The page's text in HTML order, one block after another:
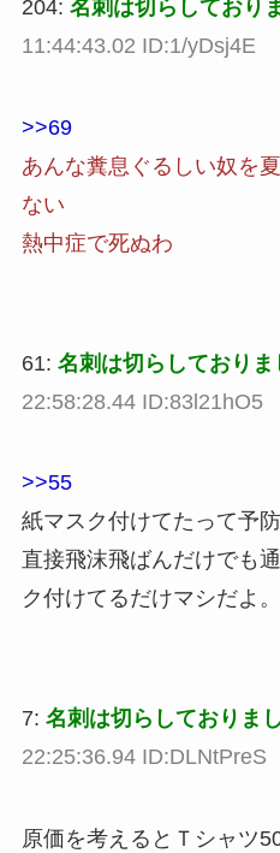
204: 名刺は切らしており
11:44:43.02 ID:1/yDsj4E
>>69
あんな糞息ぐるしい奴を
ない
熱中症で死ぬわ
61: 名刺は切らしておりま
22:58:28.44 ID:83l21hO5
>>55
紙マスク付けてたって予
直接飛沫飛ばんだけでも
ク付けてるだけマシだよ。
7: 名刺は切らしておりま
22:25:36.94 ID:DLNtPreS
原価を考えるとＴシャツ